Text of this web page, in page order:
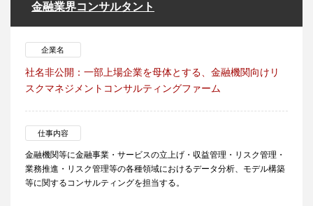
金融業界コンサルタント
企業名
社名非公開：一部上場企業を母体とする、金融機関向けリ
スクマネジメントコンサルティングファーム
仕事内容
金融機関等に金融事業・サービスの立上げ・収益管理・リスク管理・
業務推進・リスク管理等の各種領域におけるデータ分析、モデル構築
等に関するコンサルティングを担当する。